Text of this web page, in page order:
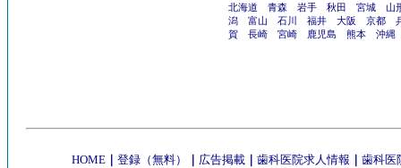
北海道 青森 岩手 秋田 宮城
山
潟
富山 石川 福井 大阪 京都
賀
長崎 宮崎 鹿児島 熊本 沖縄
HOME 登録（無料） 広告掲載 歯科医院求人情報 歯科医